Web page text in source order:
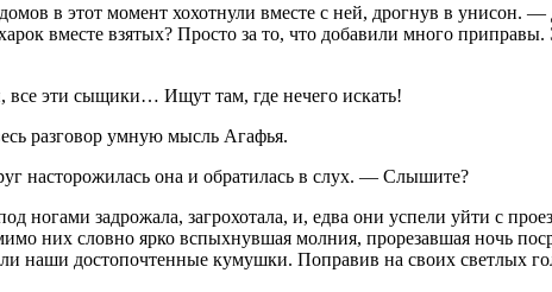
в этот момент хохотнули вместе с ней, дрогнув в унисон.
вместе взятых? Просто за то, что добавили много
эти сыщики… Ищут там, где нечего искать!
разговор умную мысль Агафья.
она и обратилась в слух. — Слышите?
ногами задрожала, загрохотала, и, едва они успели уйти с
них словно ярко вспыхнувшая молния, прорезавшая ночь
наши достопочтенные кумушки. Поправив на своих светлых